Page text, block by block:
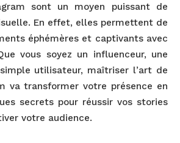
sont un moyen puissant de
En effet, elles permettent de
éphémères et captivants avec
vous soyez un influenceur, une
utilisateur, maîtriser l’art de
va transformer votre présence en
secrets pour réussir vos stories
votre audience.